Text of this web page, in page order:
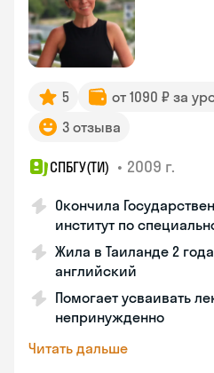
5 от 1090 ₽ за
3 отзыва
СПБГУ(ТИ) • 2009 г.
Окончила
институт по
Жила в Таиланде 2
английский
Помогает усваивать
непринужденно
Читать дальше